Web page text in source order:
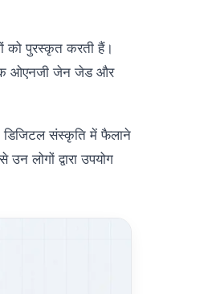
को पुरस्कृत करती हैं।
ओएनजी जेन जेड और
डिजिटल संस्कृति में फैलाने
लोगों द्वारा उपयोग